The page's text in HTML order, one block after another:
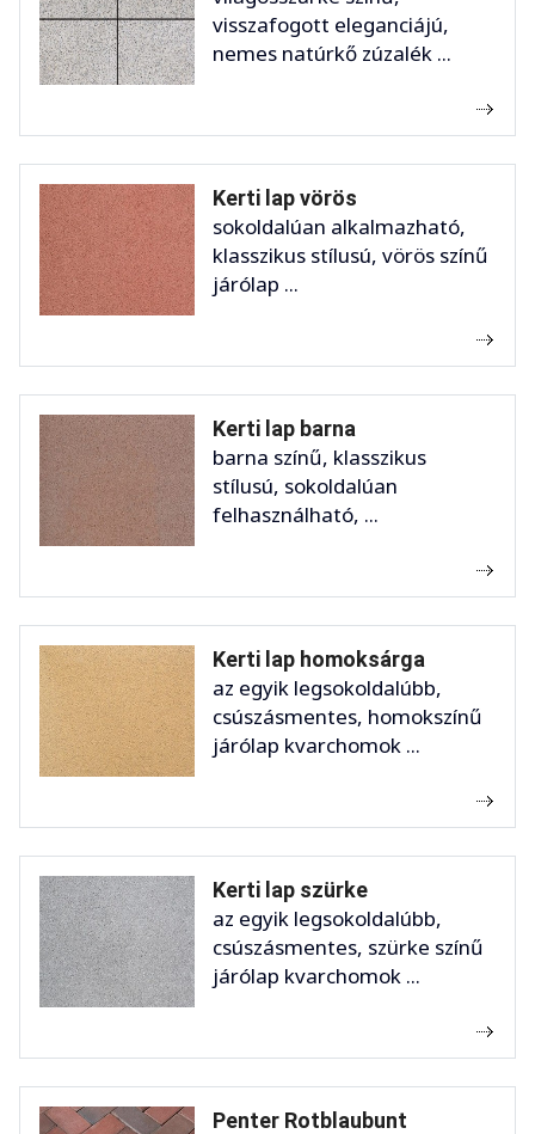
visszafogott eleganciájú,
nemes natúrkő zúzalék ...
Kerti lap vörös
sokoldalúan alkalmazható,
klasszikus stílusú, vörös színű
járólap ...
Kerti lap barna
barna színű, klasszikus
stílusú, sokoldalúan
felhasználható, ...
Kerti lap homoksárga
az egyik legsokoldalúbb,
csúszásmentes, homokszínű
járólap kvarchomok ...
Kerti lap szürke
az egyik legsokoldalúbb,
csúszásmentes, szürke színű
járólap kvarchomok ...
Penter Rotblaubunt